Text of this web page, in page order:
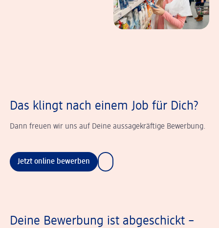
Das klingt nach einem Job für Dich?
Dann freuen wir uns auf Deine aussagekräftige Bewerbung.
Jetzt online bewerben
Deine Bewerbung ist abgeschickt –